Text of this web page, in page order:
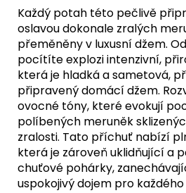
Každý potah této pečlivě
oslavou dokonale zralých
přeměněny v luxusní džem.
pocítíte explozi intenzivní,
která je hladká a sametová,
připravený domácí džem.
ovocné tóny, které evokují
políbených meruněk
zralosti. Tato příchuť nabízí
která je zároveň uklidňující a
chuťové pohárky,
uspokojivý dojem pro